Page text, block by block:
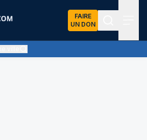
FAIRE
UN DON
pas de nuages